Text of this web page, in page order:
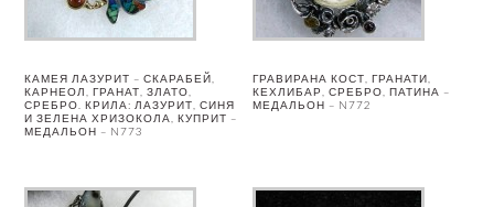
КАМЕЯ ЛАЗУРИТ – СКАРАБЕЙ,
КАРНЕОЛ, ГРАНАТ, ЗЛАТО,
СРЕБРО. КРИЛА: ЛАЗУРИТ, СИНЯ
И ЗЕЛЕНА ХРИЗОКОЛА, КУПРИТ –
МЕДАЛЬОН – N773
ГРАВИРАНА КОСТ, ГРАНАТИ,
КЕХЛИБАР, СРЕБРО, ПАТИНА –
МЕДАЛЬОН – N772